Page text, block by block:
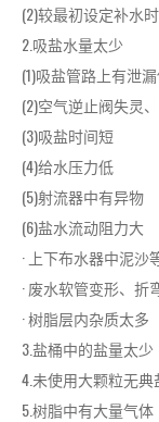
(2)较最初设定补水
2.吸盐水量太少
(1)吸盐管路上有泄
(2)空气逆止阀失灵
(3)吸盐时间短
(4)给水压力低
(5)射流器中有异物
(6)盐水流动阻力大
· 上下布水器中泥沙
· 废水软管变形、
· 树脂层内杂质太多
3.盐桶中的盐量太少
4.未使用大颗粒无典
5.树脂中有大量气体